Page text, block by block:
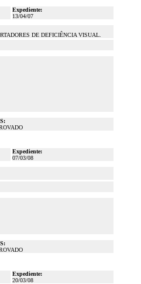
Expediente:
13/04/07
DE DEFICIÊNCIA VISUAL.
Expediente:
07/03/08
Expediente:
20/03/08